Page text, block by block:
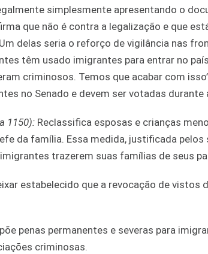
simplesmente apresentando o
que não é contra a legalização e que
delas seria o reforço de vigilância nas
têm usado imigrantes para entrar no
criminosos. Temos que acabar com
no Senado e devem ser votadas durante
1150): Reclassifica esposas e crianças
da família. Essa medida, justificada
trazerem suas famílias de seus
estabelecido que a revocação de vistos
penas permanentes e severas para
criminosas.